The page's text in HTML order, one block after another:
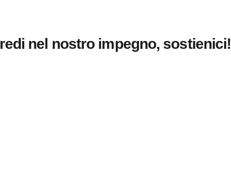
nel nostro impegno, sostienici!